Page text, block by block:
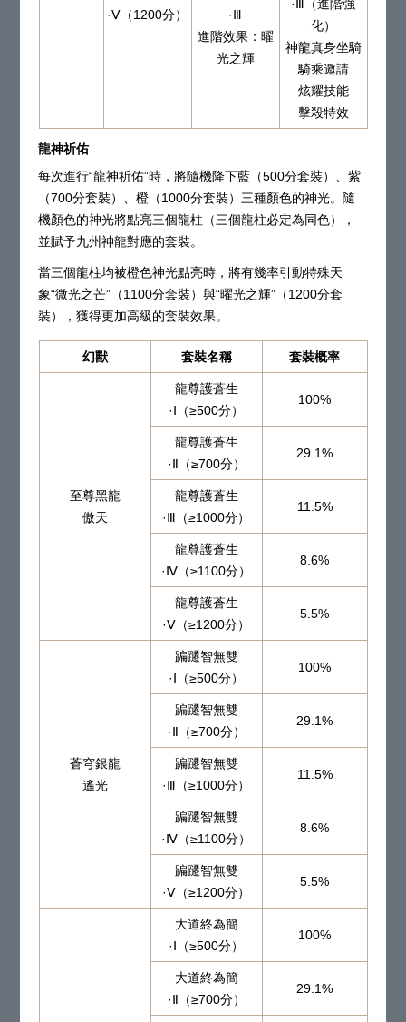
·Ⅴ（1200分）
·Ⅲ
進階效果：曜
光之輝
·Ⅲ（進階強
化）
神龍真身坐騎
騎乘邀請
炫耀技能
擊殺特效
龍神祈佑
每次進行“龍神祈佑”時，將隨機降下藍（500分套裝）、紫
（700分套裝）、橙（1000分套裝）三種顏色的神光。隨
機顏色的神光將點亮三個龍柱（三個龍柱必定為同色），
並賦予九州神龍對應的套裝。
當三個龍柱均被橙色神光點亮時，將有幾率引動特殊天
象“微光之芒”（1100分套裝）與“曜光之輝”（1200分套
裝），獲得更加高級的套裝效果。
幻獸 套裝名稱 套裝概率
至尊黑龍
傲天
龍尊護蒼生
·Ⅰ（≥500分）
100%
龍尊護蒼生
·Ⅱ（≥700分）
29.1%
龍尊護蒼生
·Ⅲ（≥1000分）
11.5%
龍尊護蒼生
·Ⅳ（≥1100分）
8.6%
龍尊護蒼生
·Ⅴ（≥1200分）
5.5%
蒼穹銀龍
遙光
蹁躚智無雙
·Ⅰ（≥500分）
100%
蹁躚智無雙
·Ⅱ（≥700分）
29.1%
蹁躚智無雙
·Ⅲ（≥1000分）
11.5%
蹁躚智無雙
·Ⅳ（≥1100分）
8.6%
蹁躚智無雙
·Ⅴ（≥1200分）
5.5%
大道終為簡
·Ⅰ（≥500分）
100%
大道終為簡
·Ⅱ（≥700分）
29.1%